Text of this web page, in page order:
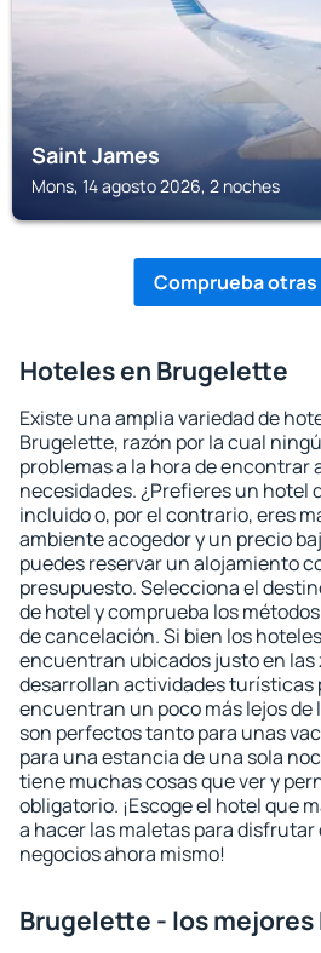
Saint James
Mons, 14 agosto 2026, 2 noches
Comprueba
Hoteles en Brugelette
Existe una amplia variedad de
Brugelette, razón por la cual
problemas a la hora de encontrar
necesidades. ¿Prefieres un hotel
incluido o, por el contrario, eres
ambiente acogedor y un precio
puedes reservar un alojamiento
presupuesto. Selecciona el
de hotel y comprueba los
de cancelación. Si bien los
encuentran ubicados justo en las
desarrollan actividades turísticas
encuentran un poco más lejos de
son perfectos tanto para unas
para una estancia de una sola
tiene muchas cosas que ver y
obligatorio. ¡Escoge el hotel que
a hacer las maletas para disfrutar
negocios ahora mismo!
Brugelette - los